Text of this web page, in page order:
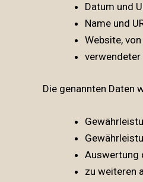
Datum und
Name und
Website,
Die genannten Daten
Auswertung
zu weiteren